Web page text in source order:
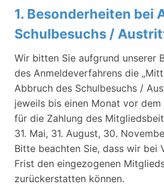
1. Besonderheiten bei
Schulbesuchs /
Wir bitten Sie aufgrund unserer
des Anmeldeverfahrens die
Abbruch des Schulbesuchs /
jeweils bis einen Monat vor
für die Zahlung des
31. Mai, 31. August, 30.
Bitte beachten Sie, dass wir bei
Frist den eingezogenen
zurückerstatten können.